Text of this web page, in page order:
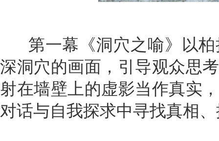
第一幕《洞穴之喻》以
深洞穴的画面，引导观众思
射在墙壁上的虚影当作真实
对话与自我探求中寻找真相